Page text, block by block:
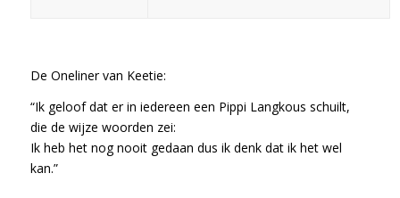
De Oneliner van Keetie:
“Ik geloof dat er in iedereen een Pippi Langkous schuilt,
die de wijze woorden zei:
Ik heb het nog nooit gedaan dus ik denk dat ik het wel
kan.”